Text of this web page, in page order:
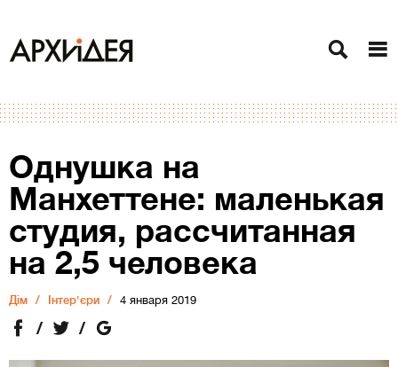
Однушка на
Манхеттене: маленькая
студия, рассчитанная
на 2,5 человека
Дiм Інтер'єри 4 января 2019